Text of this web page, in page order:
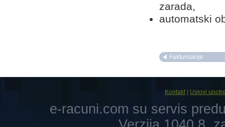
zarada,
automatski
Fakturisanje
Kontakt Uslovi
e-racuni.com su servis